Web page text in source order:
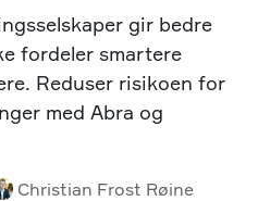
gir bedre
fordeler smartere
Reduser risikoen for
med Abra og
Christian Frost Røine